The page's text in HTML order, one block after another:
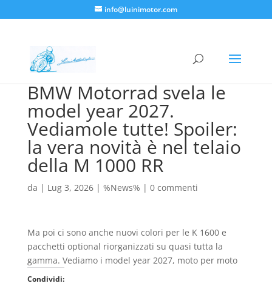
info@luinimotor.com
BMW Motorrad svela le
model year 2027.
Vediamole tutte! Spoiler:
la vera novità è nel telaio
della M 1000 RR
da | Lug 3, 2026| %News% | 0 commenti
Ma poi ci sono anche nuovi colori per le K 1600 e
pacchetti optional riorganizzati su quasi tutta la
gamma. Vediamo i model year 2027, moto per moto
Condividi: